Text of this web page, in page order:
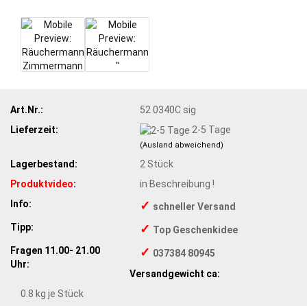
Art.Nr.:
52 0340C sig
Lieferzeit:
2-5 Tage
(Ausland abweichend)
Lagerbestand: 2 Stück
Produktvideo:
in Beschreibung !
Info:
✓ schneller Versand
Tipp:
✓ Top Geschenkidee
Fragen 11.00- 21.00
Uhr:
✓ 037384 80945
Versandgewicht ca:
0.8 kg je Stück